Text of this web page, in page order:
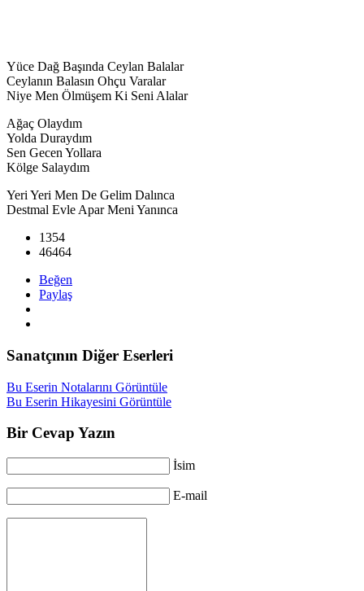
Yüce Dağ Başında Ceylan Balalar
Ceylanın Balasın Ohçu Varalar
Niye Men Ölmüşem Ki Seni Alalar
Ağaç Olaydım
Yolda Duraydım
Sen Gecen Yollara
Kölge Salaydım
Yeri Yeri Men De Gelim Dalınca
Destmal Evle Apar Meni Yanınca
1354
46464
Beğen
Paylaş
Sanatçının Diğer Eserleri
Bu Eserin Notalarını Görüntüle
Bu Eserin Hikayesini Görüntüle
Bir Cevap Yazın
İsim
E-mail